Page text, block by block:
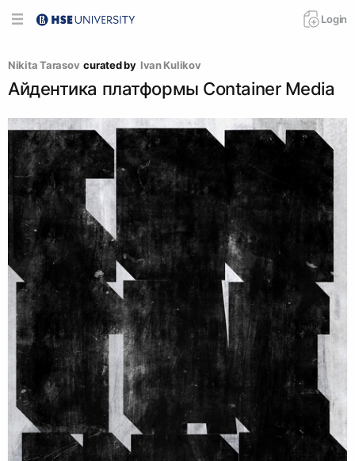
Login
Nikita Tarasov curated by Ivan Kulikov
Айдентика платформы Container Media